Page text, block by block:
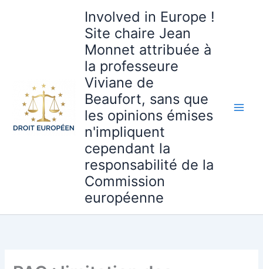
Involved in Europe !
Site chaire Jean
Monnet attribuée à
la professeure
Viviane de
Beaufort, sans que
les opinions émises
n'impliquent
cependant la
responsabilité de la
Commission
européenne